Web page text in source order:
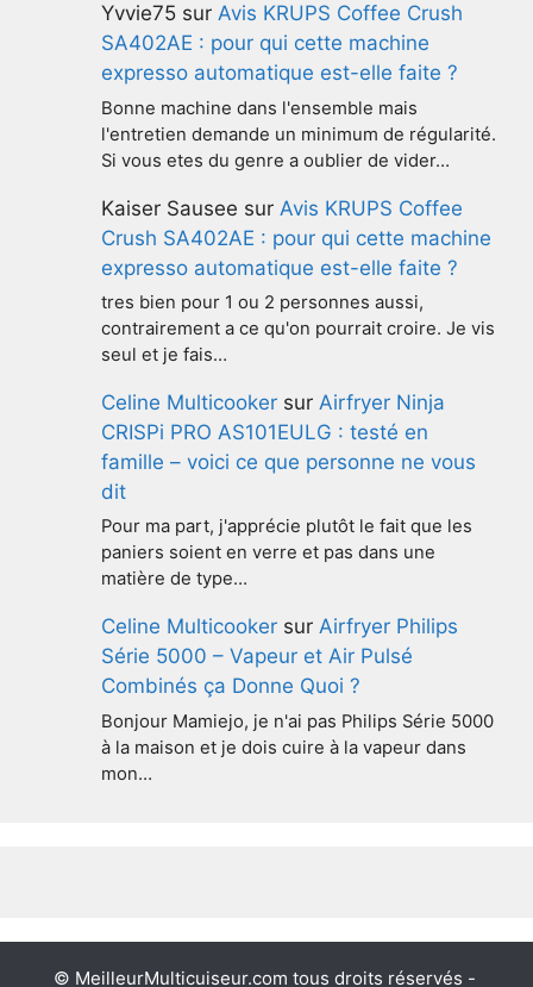
Yvvie75 surAvis KRUPS Coffee Crush
SA402AE : pour qui cette machine
expresso automatique est-elle faite ?
Bonne machine dans l'ensemble mais
l'entretien demande un minimum de régularité.
Si vous etes du genre a oublier de vider…
Kaiser Sausee sur Avis KRUPS Coffee
Crush SA402AE : pour qui cette machine
expresso automatique est-elle faite ?
tres bien pour 1 ou 2 personnes aussi,
contrairement a ce qu'on pourrait croire. Je vis
seul et je fais…
Celine Multicooker sur Airfryer Ninja
CRISPi PRO AS101EULG : testé en
famille – voici ce que personne ne vous
dit
Pour ma part, j'apprécie plutôt le fait que les
paniers soient en verre et pas dans une
matière de type…
Celine Multicooker surAirfryer Philips
Série 5000 – Vapeur et Air Pulsé
Combinés ça Donne Quoi ?
Bonjour Mamiejo, je n'ai pas Philips Série 5000
à la maison et je dois cuire à la vapeur dans
mon…
© MeilleurMulticuiseur.com tous droits réservés -